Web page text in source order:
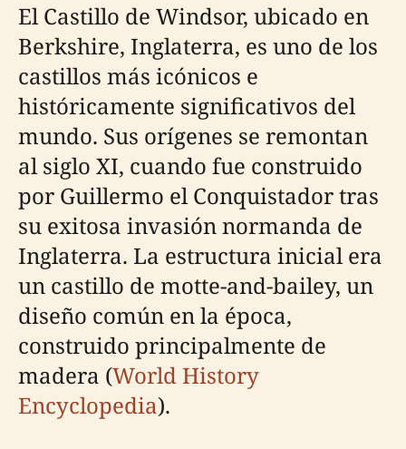
El Castillo de Windsor, ubicado en
Berkshire, Inglaterra, es uno de los
castillos más icónicos e
históricamente significativos del
mundo. Sus orígenes se remontan
al siglo XI, cuando fue construido
por Guillermo el Conquistador tras
su exitosa invasión normanda de
Inglaterra. La estructura inicial era
un castillo de motte-and-bailey, un
diseño común en la época,
construido principalmente de
madera (World History
Encyclopedia).